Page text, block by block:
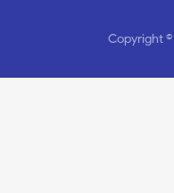
Copyright ©